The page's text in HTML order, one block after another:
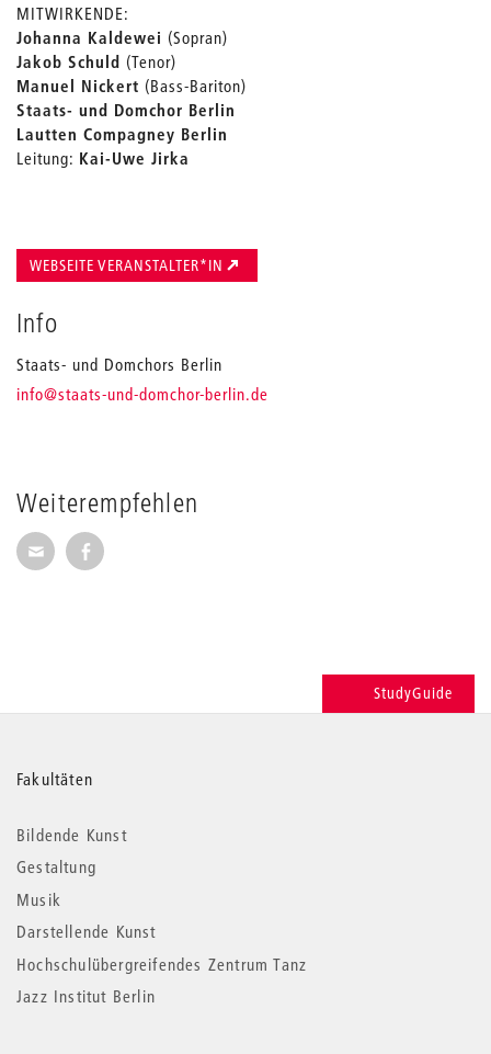
Weiterempfehlen
Seite per E-Mail weiterempfehlen
Seite auf Facebook weiterempfehlen
MITWIRKENDE:
Johanna Kaldewei (Sopran)
Jakob Schuld (Tenor)
Manuel Nickert (Bass-Bariton)
Staats- und Domchor Berlin
Lautten Compagney Berlin
Leitung: Kai-Uwe Jirka
WEBSEITE VERANSTALTER*IN
Info
Staats- und Domchors Berlin
info_
@staats-und-domchor-berlin.de
StudyGuide
Weitere
Informationen
Fakultäten
Bildende Kunst
Gestaltung
Musik
Darstellende Kunst
Hochschulübergreifendes Zentrum Tanz
Jazz Institut Berlin